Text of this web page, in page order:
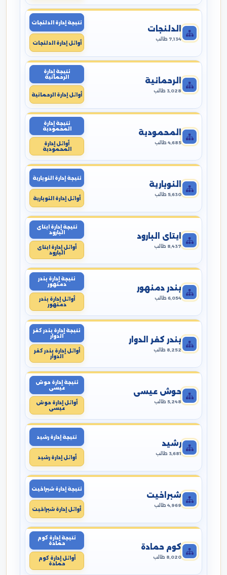
الدلنجات
7,134 طالب
نتيجة إدارة الدلنجات
أوائل إدارة الدلنجات
الرحمانية
3,028 طالب
نتيجة إدارة
الرحمانية
أوائل إدارة الرحمانية
المحمودية
4,685 طالب
نتيجة إدارة
المحمودية
أوائل إدارة
المحمودية
النوبارية
5,630 طالب
نتيجة إدارة النوبارية
أوائل إدارة النوبارية
ايتاى البارود
8,437 طالب
نتيجة إدارة ايتاى
البارود
أوائل إدارة ايتاى
البارود
بندر دمنهور
6,054 طالب
نتيجة إدارة بندر
دمنهور
أوائل إدارة بندر
دمنهور
بندر كفر الدوار
8,252 طالب
نتيجة إدارة بندر كفر
الدوار
أوائل إدارة بندر كفر
الدوار
حوش عيسى
5,248 طالب
نتيجة إدارة حوش
عيسى
أوائل إدارة حوش
عيسى
رشيد
3,681 طالب
نتيجة إدارة رشيد
أوائل إدارة رشيد
شبراخيت
4,969 طالب
نتيجة إدارة شبراخيت
أوائل إدارة شبراخيت
كوم حمادة
8,020 طالب
نتيجة إدارة كوم
حمادة
أوائل إدارة كوم
حمادة